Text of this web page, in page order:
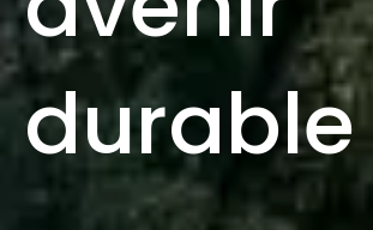
durable